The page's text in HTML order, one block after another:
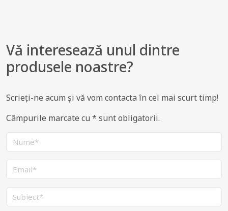
Vă interesează unul dintre
produsele noastre?
Scrieți-ne acum și vă vom contacta în cel mai scurt timp!
Câmpurile marcate cu * sunt obligatorii.